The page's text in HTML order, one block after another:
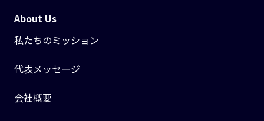
About Us
私たちのミッション
代表メッセージ
会社概要